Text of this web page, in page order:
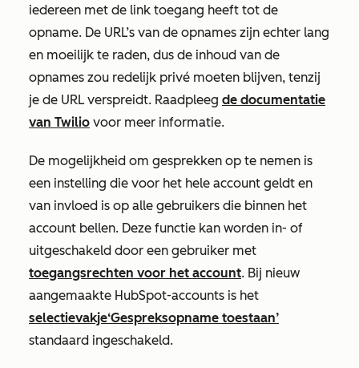
iedereen met de link toegang heeft tot de
opname. De URL’s van de opnames zijn echter lang
en moeilijk te raden, dus de inhoud van de
opnames zou redelijk privé moeten blijven, tenzij
je de URL verspreidt. Raadpleeg de documentatie
van Twilio voor meer informatie.
De mogelijkheid om gesprekken op te nemen is
een instelling die voor het hele account geldt en
van invloed is op alle gebruikers die binnen het
account bellen. Deze functie kan worden in- of
uitgeschakeld door een gebruiker met
toegangsrechten voor het account. Bij nieuw
aangemaakte HubSpot-accounts is het
selectievakje‘Gespreksopname toestaan’
standaard ingeschakeld.